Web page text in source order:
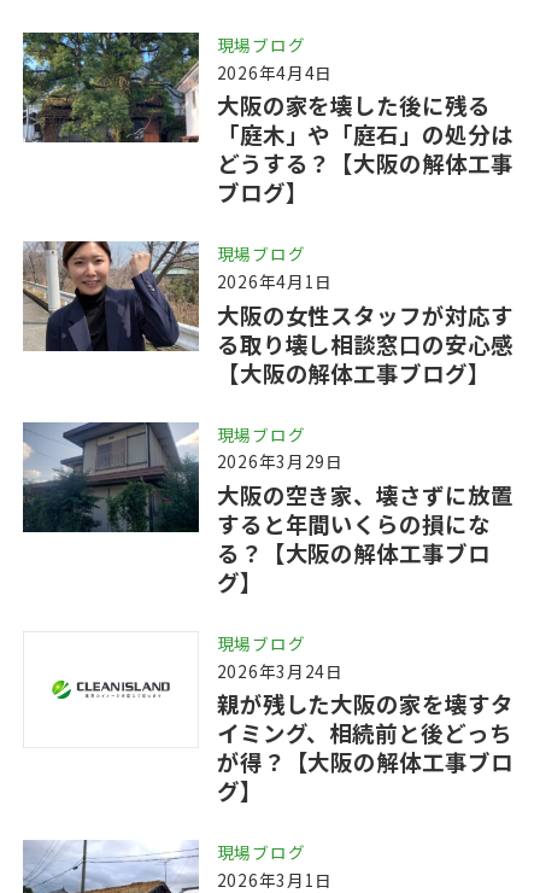
現場ブログ
2026年4月4日
大阪の家を壊した後に残る
「庭木」や「庭石」の処分は
どうする？【大阪の解体工事
ブログ】
現場ブログ
2026年4月1日
大阪の女性スタッフが対応す
る取り壊し相談窓口の安心感
【大阪の解体工事ブログ】
現場ブログ
2026年3月29日
大阪の空き家、壊さずに放置
すると年間いくらの損にな
る？【大阪の解体工事ブロ
グ】
現場ブログ
2026年3月24日
親が残した大阪の家を壊すタ
イミング、相続前と後どっち
が得？【大阪の解体工事ブロ
グ】
現場ブログ
2026年3月1日